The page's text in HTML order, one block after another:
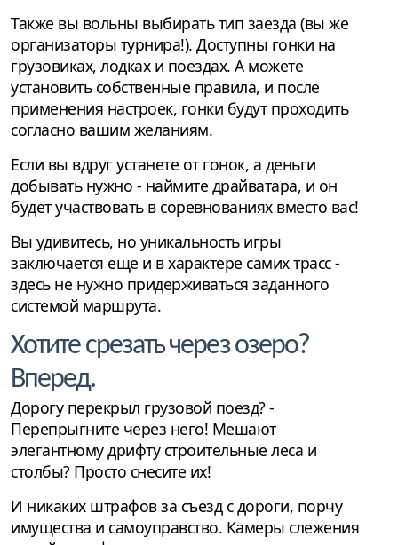
Также вы вольны выбирать тип заезда (вы же
организаторы турнира!). Доступны гонки на
грузовиках, лодках и поездах. А можете
установить собственные правила, и после
применения настроек, гонки будут проходить
согласно вашим желаниям.
Если вы вдруг устанете от гонок, а деньги
добывать нужно - наймите драйватара, и он
будет участвовать в соревнованиях вместо вас!
Вы удивитесь, но уникальность игры
заключается еще и в характере самих трасс -
здесь не нужно придерживаться заданного
системой маршрута.
Хотите срезать через озеро?
Вперед.
Дорогу перекрыл грузовой поезд? -
Перепрыгните через него! Мешают
элегантному дрифту строительные леса и
столбы? Просто снесите их!
И никаких штрафов за съезд с дороги, порчу
имущества и самоуправство. Камеры слежения